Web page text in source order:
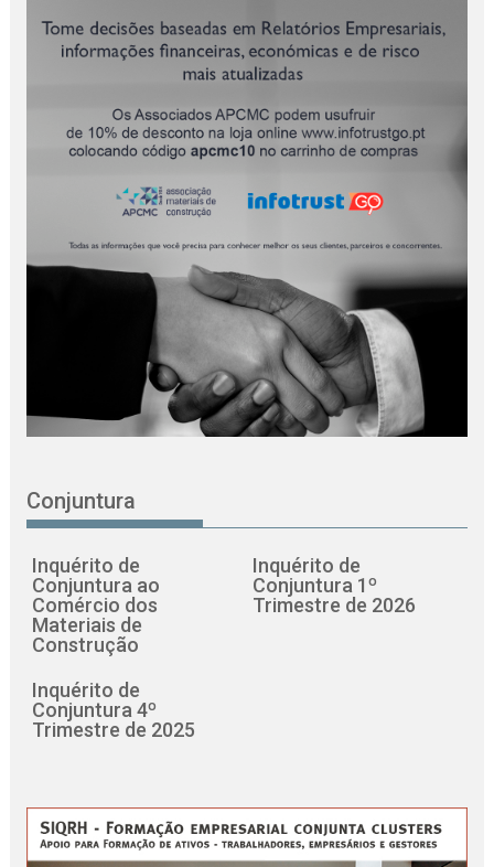
Conjuntura
Inquérito de
Conjuntura ao
Comércio dos
Materiais de
Construção
Inquérito de
Conjuntura 1º
Trimestre de 2026
Inquérito de
Conjuntura 4º
Trimestre de 2025